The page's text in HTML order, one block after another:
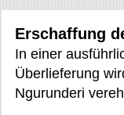
Erschaffung
In einer
Überlieferung
Ngurunderi